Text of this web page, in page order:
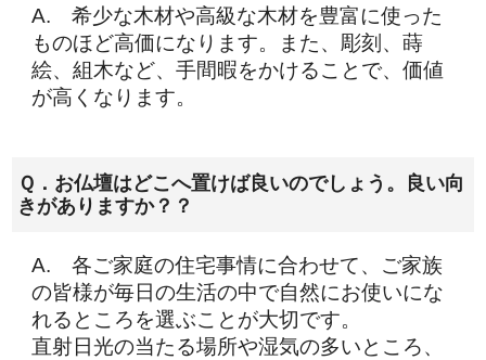
A. 希少な木材や高級な木材を豊富に使った
ものほど高価になります。また、彫刻、蒔
絵、組木など、手間暇をかけることで、価値
が高くなります。
Ｑ．お仏壇はどこへ置けば良いのでしょう。良い向
きがありますか？？
A. 各ご家庭の住宅事情に合わせて、ご家族
の皆様が毎日の生活の中で自然にお使いにな
れるところを選ぶことが大切です。
直射日光の当たる場所や湿気の多いところ、